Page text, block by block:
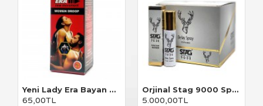
Yeni Lady Era Bayan Damla
65,00TL
Orjinal Stag 9000 Sprey 25'li Paket
5.000,00TL